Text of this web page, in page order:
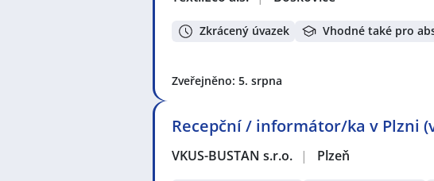
Zkrácený úvazek Vhodné také pro
Zveřejněno: 5. srpna
Recepční / informátor/ka v Plzni
VKUS-BUSTAN s.r.o. | Plzeň